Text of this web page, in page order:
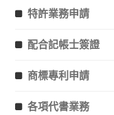
特許業務申請
配合記帳士簽證
商標專利申請
各項代書業務